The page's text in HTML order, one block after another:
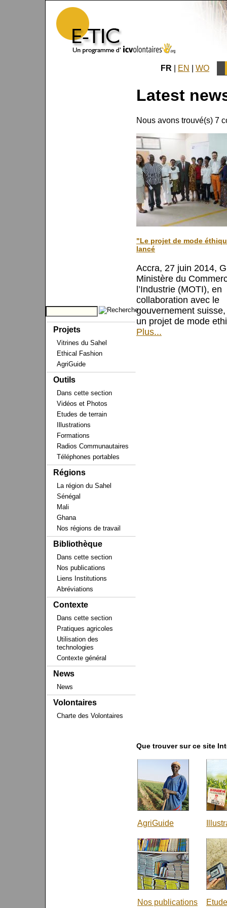
Projets
Vitrines du Sahel
Ethical Fashion
AgriGuide
Outils
Dans cette section
Vidéos et Photos
Etudes de terrain
Illustrations
Formations
Radios Communautaires
Téléphones portables
Régions
La région du Sahel
Sénégal
Mali
Ghana
Nos régions de travail
Bibliothèque
Dans cette section
Nos publications
Liens Institutions
Abréviations
Contexte
Dans cette section
Pratiques agricoles
Utilisation des
technologies
Contexte général
News
News
Volontaires
Charte des Volontaires
FR EN WO
Latest
Nous avons trouvé(s) 7
"Le projet de mode
lancé
Accra, 27 juin 2014,
Ministère du
l’Industrie (MOTI), en
collaboration avec le
gouvernement
un projet de mode
Plus...
Que trouver sur ce site
AgriGuide
Nos publications